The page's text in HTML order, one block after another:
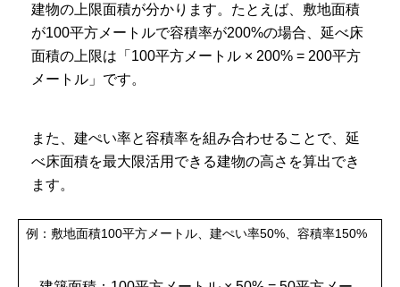
建物の上限面積が分かります。たとえば、敷地面積
が100平方メートルで容積率が200%の場合、延べ床
面積の上限は「100平方メートル × 200% = 200平方
メートル」です。
また、建ぺい率と容積率を組み合わせることで、延
べ床面積を最大限活用できる建物の高さを算出でき
ます。
例：敷地面積100平方メートル、建ぺい率50%、容積率150%